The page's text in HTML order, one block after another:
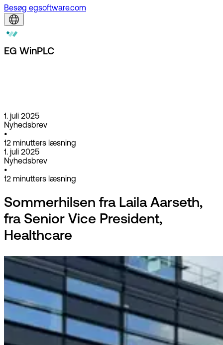
Besøg egsoftware.com
EG WinPLC
1. juli 2025
Nyhedsbrev
•
12 minutters læsning
1. juli 2025
Nyhedsbrev
•
12 minutters læsning
Sommerhilsen fra Laila Aarseth,
fra Senior Vice President,
Healthcare